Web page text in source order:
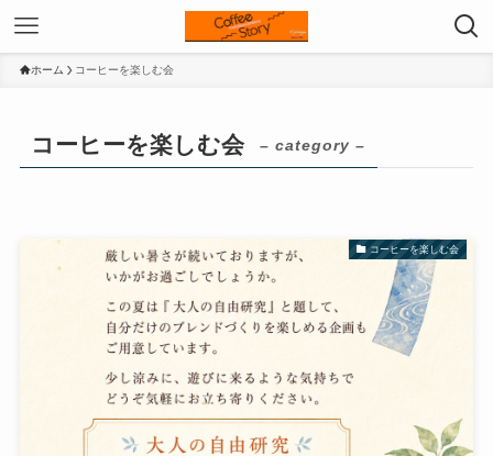
ホーム コーヒーを楽しむ会
コーヒーを楽しむ会 – category –
コーヒーを楽しむ会